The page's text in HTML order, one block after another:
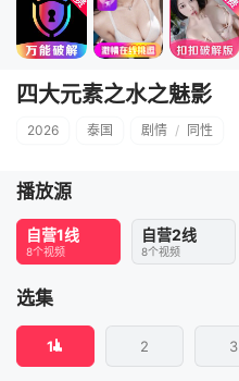
四大元素之水之魅影
2026 泰国 剧情 / 同性
播放源
自营1线
8个视频
自营2线
8个视频
选集
1 2 3